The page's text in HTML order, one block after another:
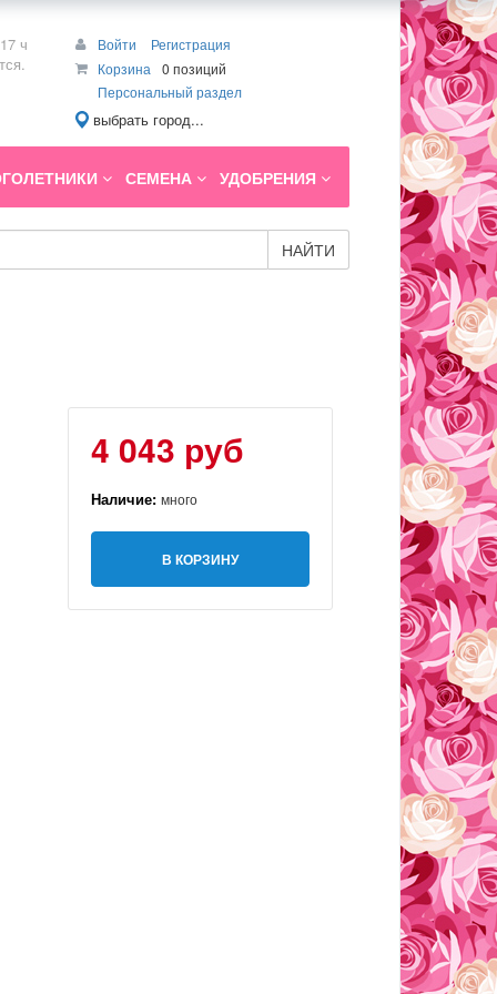
ч
Войти
Регистрация
Корзина
0 позиций
Персональный раздел
выбрать город...
СЕМЕНА УДОБРЕНИЯ
НАЙТИ
4 043 руб
Наличие: много
В КОРЗИНУ